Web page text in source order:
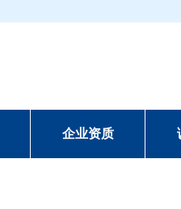
企业资质